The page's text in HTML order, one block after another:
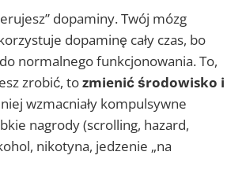
dopaminy. Twój mózg
dopaminę cały czas, bo
normalnego funkcjonowania. To,
zrobić, tozmienić środowisko i
wzmacniały kompulsywne
nagrody (scrolling, hazard,
nikotyna, jedzenie „na